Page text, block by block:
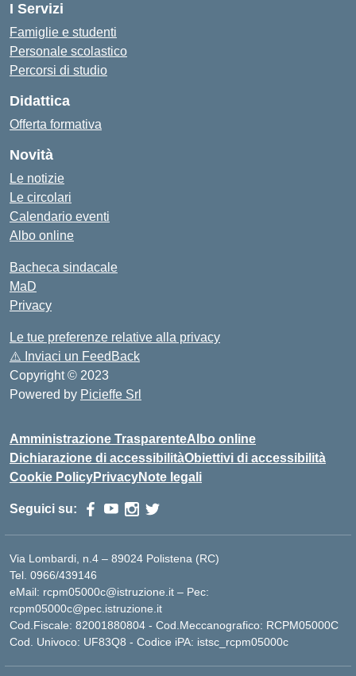
I Servizi
Famiglie e studenti
Personale scolastico
Percorsi di studio
Didattica
Offerta formativa
Novità
Le notizie
Le circolari
Calendario eventi
Albo online
Bacheca sindacale
MaD
Privacy
Le tue preferenze relative alla privacy
⚠️ Inviaci un FeedBack
Copyright © 2023
Powered by Picieffe Srl
Amministrazione TrasparenteAlbo online
Dichiarazione di accessibilitàObiettivi di accessibilità
Cookie PolicyPrivacyNote legali
Seguici su:
Via Lombardi, n.4 – 89024 Polistena (RC)
Tel. 0966/439146
eMail: rcpm05000c@istruzione.it – Pec:
rcpm05000c@pec.istruzione.it
Cod.Fiscale: 82001880804 - Cod.Meccanografico: RCPM05000C
Cod. Univoco: UF83Q8 - Codice iPA: istsc_rcpm05000c